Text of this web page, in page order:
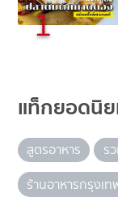
1
แท็กยอดนิ
สูตรอาหาร ร
ร้านอาหารกรุงเท